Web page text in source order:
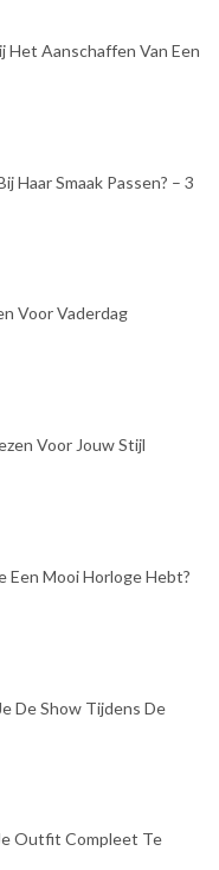
Het Aanschaffen Van Een
Haar Smaak Passen? – 3
Voor Vaderdag
Voor Jouw Stijl
Een Mooi Horloge Hebt?
De Show Tijdens De
Outfit Compleet Te